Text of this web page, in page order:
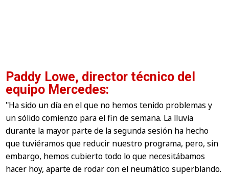
Paddy Lowe, director técnico del
equipo Mercedes:
"Ha sido un día en el que no hemos tenido problemas y
un sólido comienzo para el fin de semana. La lluvia
durante la mayor parte de la segunda sesión ha hecho
que tuviéramos que reducir nuestro programa, pero, sin
embargo, hemos cubierto todo lo que necesitábamos
hacer hoy, aparte de rodar con el neumático superblando.